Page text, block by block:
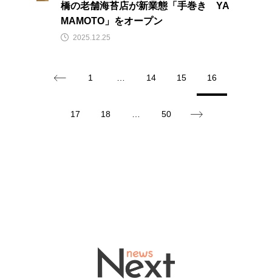
橋の老舗海苔店が新業態「手巻き YA
MAMOTO」をオープン
2025.12.25
1 … 14 15 16
17 18 … 50